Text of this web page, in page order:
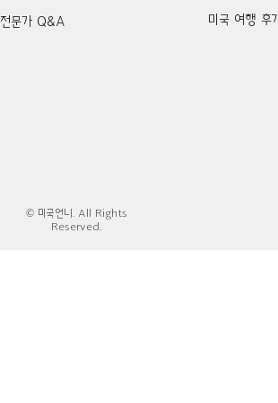
전문가 Q&A 미국 여행 후
© 미국언니. All Rights
Reserved.